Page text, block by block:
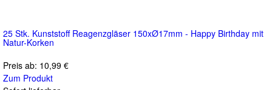
25 Stk. Kunststoff Reagenzgläser 150xØ17mm - Happy Birthday mit
Natur-Korken
Preis ab: 10,99 €
Zum Produkt